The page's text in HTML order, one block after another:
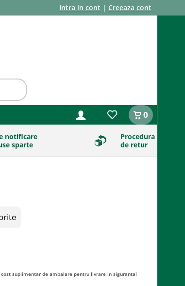
Intra in cont | Creeaza cont
0
notificare
sparte
Procedura
de retur
cost suplimentar de ambalare pentru livrare in siguranta!